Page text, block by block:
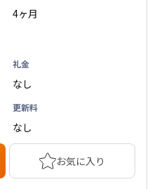
4ヶ月
礼金
なし
更新料
なし
お気に入り